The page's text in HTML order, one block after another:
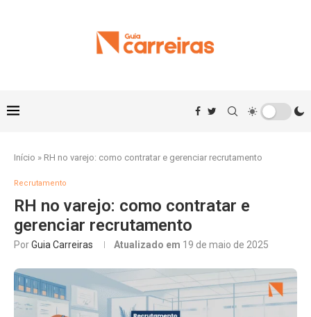
Início » RH no varejo: como contratar e gerenciar recrutamento
Recrutamento
RH no varejo: como contratar e
gerenciar recrutamento
PorGuia Carreiras Atualizado em 19 de maio de 2025